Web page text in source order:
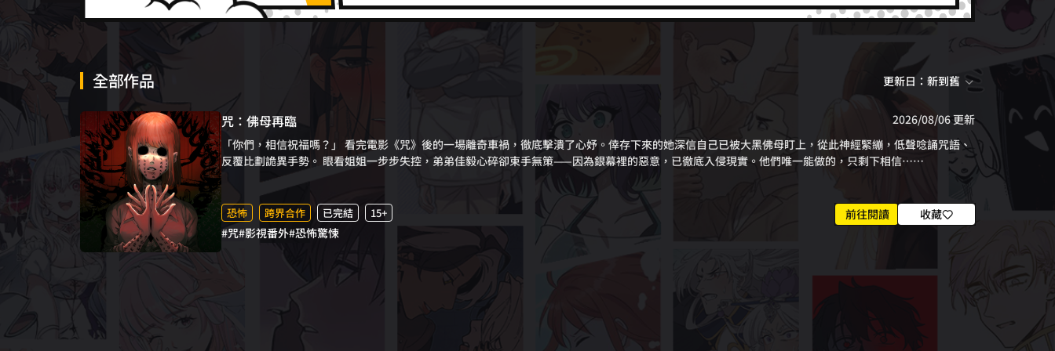
全部作品 更新日：新到舊
咒：佛母再臨
2026/08/06 更新
「你們，相信祝福嗎？」 看完電影《咒》後的一場離奇車禍，徹底擊潰了心妤。倖存下來的她深信自己已被大黑佛母盯上，從此神經緊繃，低聲唸誦咒語、
反覆比劃詭異手勢。 眼看姐姐一步步失控，弟弟佳毅心碎卻束手無策——因為銀幕裡的惡意，已徹底入侵現實。他們唯一能做的，只剩下相信……
恐怖 跨界合作 已完結 15+
#咒#影視番外#恐怖驚悚
前往閱讀 收藏